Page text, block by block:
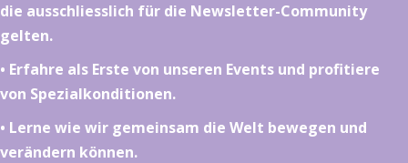
die ausschliesslich für die Newsletter-Community
gelten.
•⁠ ⁠⁠Erfahre als Erste von unseren Events und profitiere
von Spezialkonditionen.
•⁠ ⁠⁠Lerne wie wir gemeinsam die Welt bewegen und
verändern können.